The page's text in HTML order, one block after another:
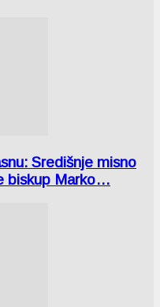
Središnje misno
biskup Marko…